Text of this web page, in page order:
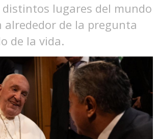
lugares del mundo
alrededor de la pregunta
de la vida.